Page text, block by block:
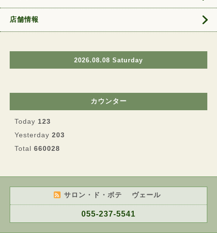
店舗情報
2026.08.08 Saturday
カウンター
Today 123
Yesterday 203
Total 660028
サロン・ド・ボテ ヴェール
055-237-5541